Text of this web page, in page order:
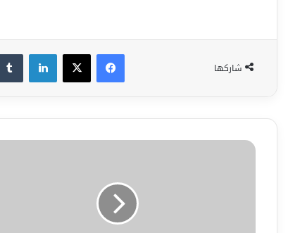
شاركها
فيسبوك‫X لينكدإن
الخطة